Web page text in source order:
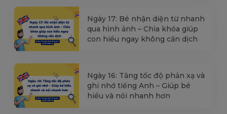
Ngày 17: Bé nhận diện từ nhanh
qua hình ảnh – Chìa khóa giúp
con hiểu ngay không cần dịch
Ngày 16: Tăng tốc độ phản xạ và
ghi nhớ tiếng Anh – Giúp bé
hiểu và nói nhanh hơn